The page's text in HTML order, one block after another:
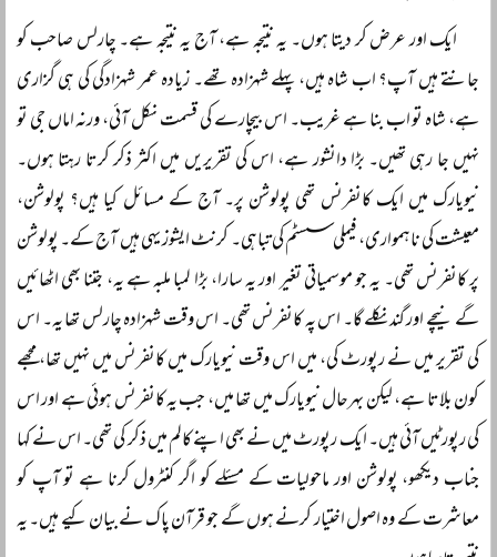
ایک اور عرض کر دیتا ہوں۔ یہ نتیجہ ہے، آج یہ نتیجہ ہے۔ چارلس صاحب کو
جانتے ہیں آپ؟ اب شاہ ہیں، پہلے شہزادہ تھے۔ زیادہ عمر شہزادگی کی ہی گزاری
ہے، شاہ تو اب بنا ہے غریب۔ اس بیچارے کی قسمت نکل آئی، ورنہ اماں جی تو
نہیں جا رہی تھیں۔ بڑا دانشور ہے، اس کی تقریریں میں اکثر ذکر کرتا رہتا ہوں۔
نیویارک میں ایک کانفرنس تھی پولوشن پر۔ آج کے مسائل کیا ہیں؟ پولوشن،
معیشت کی ناہمواری، فیملی سسٹم کی تباہی۔ کرنٹ ایشوز یہی ہیں آج کے۔ پولوشن
پر کانفرنس تھی۔ یہ جو موسمیاتی تغیر اور یہ سارا، بڑا لمبا ملبہ ہے یہ، جتنا بھی اٹھائیں
گے نیچے اور گند نکلے گا۔ اس پہ کانفرنس تھی۔ اس وقت شہزادہ چارلس تھا یہ۔ اس
کی تقریر میں نے رپورٹ کی، میں اس وقت نیویارک میں کانفرنس میں نہیں تھا، مجھے
کون بلاتا ہے، لیکن بہرحال نیویارک میں تھا میں، جب یہ کانفرنس ہوئی ہے اور اس
کی رپورٹیں آئی ہیں۔ ایک رپورٹ میں نے بھی اپنے کالم میں ذکر کی تھی۔ اس نے کہا
جناب دیکھو، پولوشن اور ماحولیات کے مسئلے کو اگر کنٹرول کرنا ہے تو آپ کو
معاشرت کے وہ اصول اختیار کرنے ہوں گے جو قرآن پاک نے بیان کیے ہیں۔ یہ